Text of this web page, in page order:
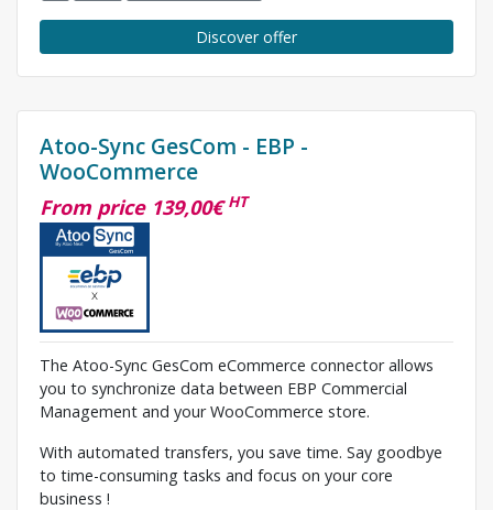
Discover offer
Atoo-Sync GesCom - EBP -
WooCommerce
From price 139,00€HT
The Atoo-Sync GesCom eCommerce connector allows
you to synchronize data between EBP Commercial
Management and your WooCommerce store.
With automated transfers, you save time. Say goodbye
to time-consuming tasks and focus on your core
business !